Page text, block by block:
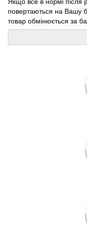
повертаються на Вашу
товар обмінюється за